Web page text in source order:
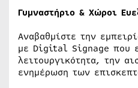
Γυμναστήριο & Χώροι
Αναβαθμίστε την
με Digital Signage που
λειτουργικότητα, την
ενημέρωση των